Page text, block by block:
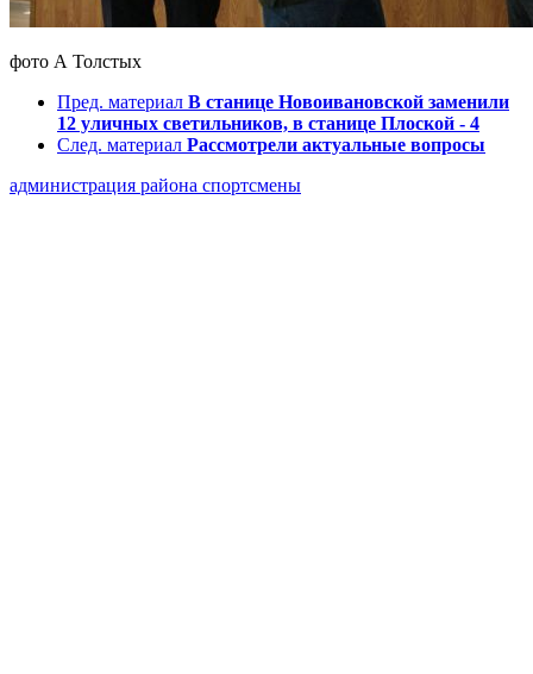
фото А Толстых
Пред. материал В станице Новоивановской заменили
12 уличных светильников, в станице Плоской - 4
След. материал Рассмотрели актуальные вопросы
администрация района спортсмены